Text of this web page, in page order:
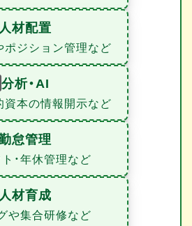
人材配置
ジション管理など
分析・AI
資本の情報開示など
怠管理
・年休管理など
人材育成
や集合研修など